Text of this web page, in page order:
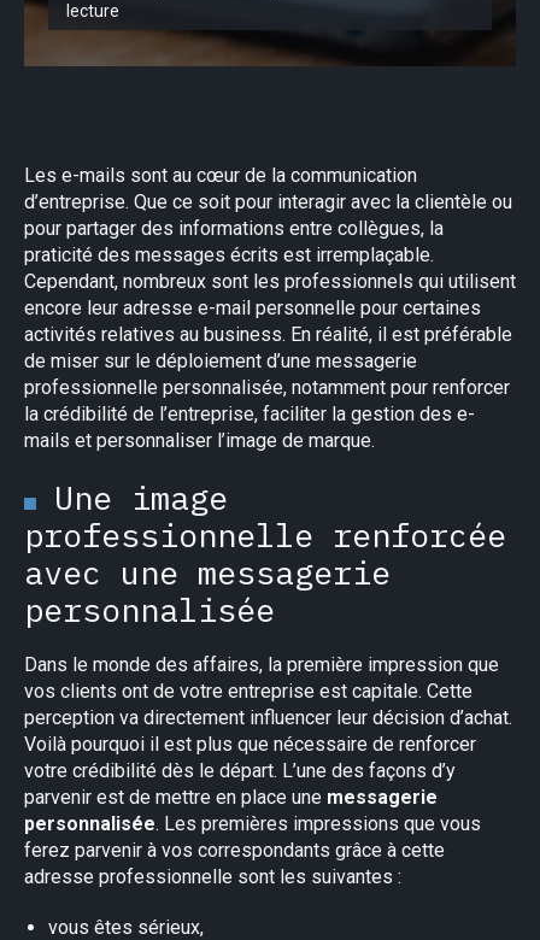
lecture
Les e-mails sont au cœur de la communication
d’entreprise. Que ce soit pour interagir avec la clientèle ou
pour partager des informations entre collègues, la
praticité des messages écrits est irremplaçable.
Cependant, nombreux sont les professionnels qui utilisent
encore leur adresse e-mail personnelle pour certaines
activités relatives au business. En réalité, il est préférable
de miser sur le déploiement d’une messagerie
professionnelle personnalisée, notamment pour renforcer
la crédibilité de l’entreprise, faciliter la gestion des e-
mails et personnaliser l’image de marque.
Une image
professionnelle renforcée
avec une messagerie
personnalisée
Dans le monde des affaires, la première impression que
vos clients ont de votre entreprise est capitale. Cette
perception va directement influencer leur décision d’achat.
Voilà pourquoi il est plus que nécessaire de renforcer
votre crédibilité dès le départ. L’une des façons d’y
parvenir est de mettre en place une messagerie
personnalisée. Les premières impressions que vous
ferez parvenir à vos correspondants grâce à cette
adresse professionnelle sont les suivantes :
vous êtes sérieux,